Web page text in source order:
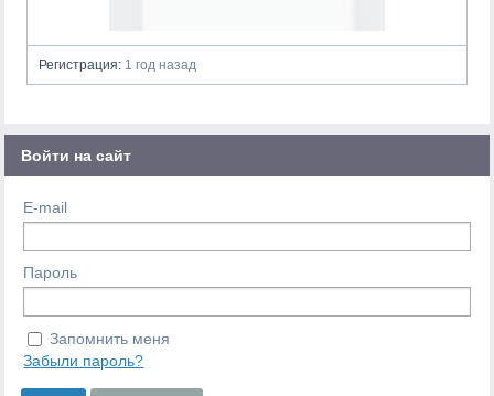
Регистрация: 1 год назад
Войти на сайт
E-mail
Пароль
Запомнить меня
Забыли пароль?